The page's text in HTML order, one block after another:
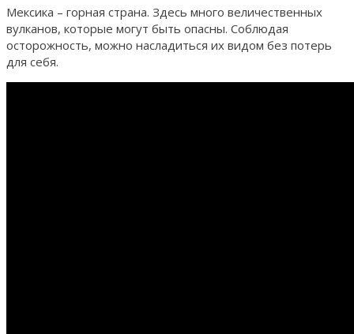
Мексика – горная страна. Здесь много величественных
вулканов, которые могут быть опасны. Соблюдая
осторожность, можно насладиться их видом без потерь
для себя.